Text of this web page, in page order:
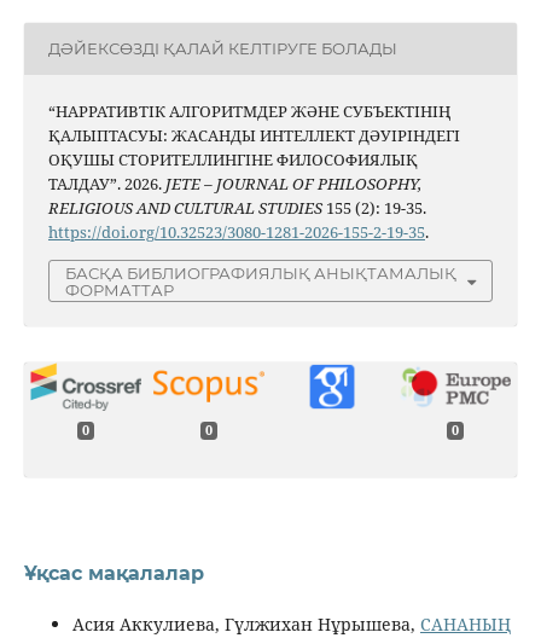
ДӘЙЕКСӨЗДІ ҚАЛАЙ КЕЛТІРУГЕ БОЛАДЫ
“НАРРАТИВТІК АЛГОРИТМДЕР ЖӘНЕ СУБЪЕКТІНІҢ
ҚАЛЫПТАСУЫ: ЖАСАНДЫ ИНТЕЛЛЕКТ ДӘУІРІНДЕГІ
ОҚУШЫ СТОРИТЕЛЛИНГІНЕ ФИЛОСОФИЯЛЫҚ
ТАЛДАУ”. 2026. JETE – JОURNAL OF PHILOSOPHY,
RELIGIOUS AND CULTURAL STUDIES155 (2): 19-35.
https://doi.org/10.32523/3080-1281-2026-155-2-19-35.
БАСҚА БИБЛИОГРАФИЯЛЫҚ АНЫҚТАМАЛЫҚ
ФОРМАТТАР
0 0 0
Ұқсас мақалалар
Асия Аккулиева, Гүлжихан Нұрышева, САНАНЫҢ